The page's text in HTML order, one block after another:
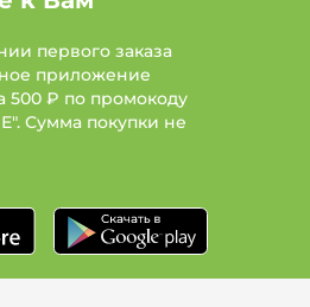
дубленка
60, Сезон Демисезон
Демисезон
первого заказа
приложение
500 ₽ по промокоду
Сумма покупки не